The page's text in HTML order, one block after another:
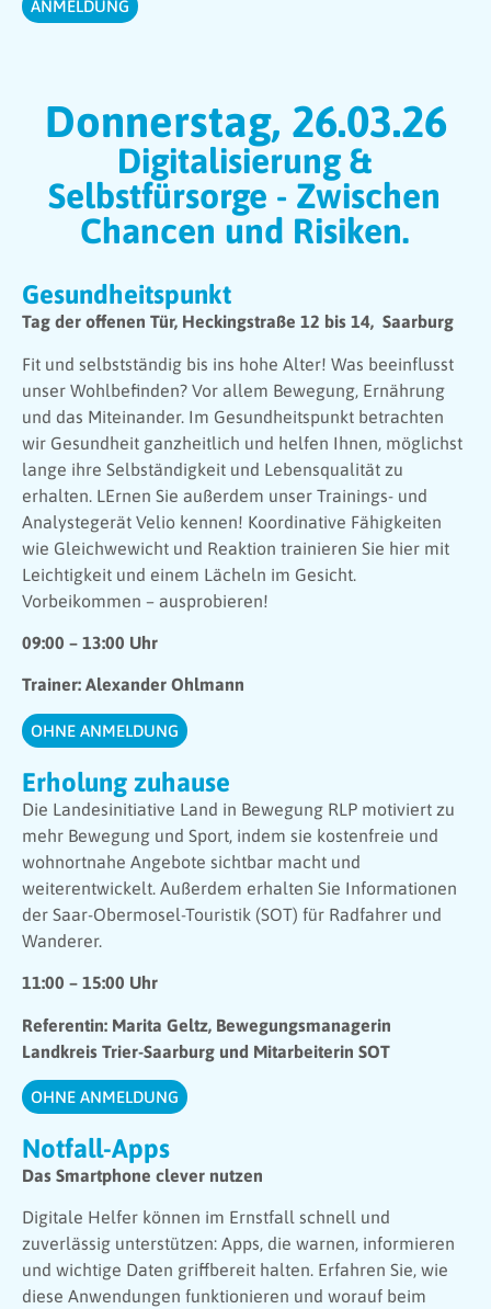
ANMELDUNG
Donnerstag, 26.03.26
Digitalisierung &
Selbstfürsorge - Zwischen
Chancen und Risiken.
Gesundheitspunkt
Tag der offenen Tür, Heckingstraße 12 bis 14, Saarburg
Fit und selbstständig bis ins hohe Alter! Was beeinflusst
unser Wohlbefinden? Vor allem Bewegung, Ernährung
und das Miteinander. Im Gesundheitspunkt betrachten
wir Gesundheit ganzheitlich und helfen Ihnen, möglichst
lange ihre Selbständigkeit und Lebensqualität zu
erhalten. LErnen Sie außerdem unser Trainings- und
Analystegerät Velio kennen! Koordinative Fähigkeiten
wie Gleichwewicht und Reaktion trainieren Sie hier mit
Leichtigkeit und einem Lächeln im Gesicht.
Vorbeikommen – ausprobieren!
09:00 – 13:00 Uhr
Trainer: Alexander Ohlmann
OHNE ANMELDUNG
Erholung zuhause
Die Landesinitiative Land in Bewegung RLP motiviert zu
mehr Bewegung und Sport, indem sie kostenfreie und
wohnortnahe Angebote sichtbar macht und
weiterentwickelt. Außerdem erhalten Sie Informationen
der Saar-Obermosel-Touristik (SOT) für Radfahrer und
Wanderer.
11:00 – 15:00 Uhr
Referentin: Marita Geltz, Bewegungsmanagerin
Landkreis Trier-Saarburg und Mitarbeiterin SOT
OHNE ANMELDUNG
Notfall-Apps
Das Smartphone clever nutzen
Digitale Helfer können im Ernstfall schnell und
zuverlässig unterstützen: Apps, die warnen, informieren
und wichtige Daten griffbereit halten. Erfahren Sie, wie
diese Anwendungen funktionieren und worauf beim